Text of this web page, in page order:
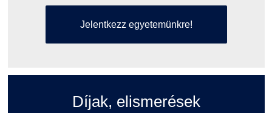
Jelentkezz egyetemünkre!
Díjak, elismerések